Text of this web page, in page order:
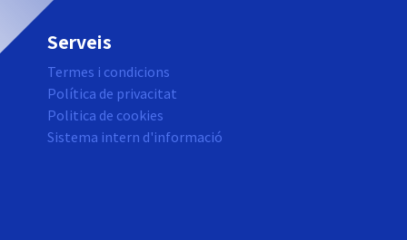
Serveis
Termes i condicions
Política de privacitat
Politica de cookies
Sistema intern d'informació